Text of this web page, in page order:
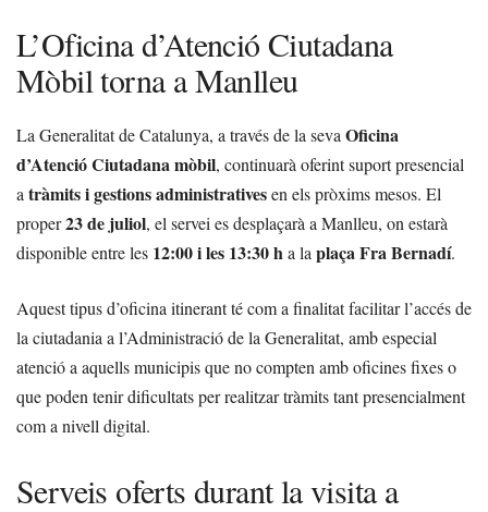
L’Oficina d’Atenció Ciutadana
Mòbil torna a Manlleu
La Generalitat de Catalunya, a través de la seva Oficina
d’Atenció Ciutadana mòbil, continuarà oferint suport presencial
a tràmits i gestions administrativesen els pròxims mesos. El
proper23 de juliol, el servei es desplaçarà a Manlleu, on estarà
disponible entre les 12:00 i les 13:30 ha la plaça Fra Bernadí.
Aquest tipus d’oficina itinerant té com a finalitat facilitar l’accés de
la ciutadania a l’Administració de la Generalitat, amb especial
atenció a aquells municipis que no compten amb oficines fixes o
que poden tenir dificultats per realitzar tràmits tant presencialment
com a nivell digital.
Serveis oferts durant la visita a